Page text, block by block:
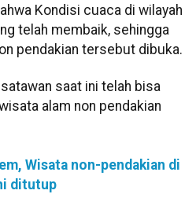
Kondisi cuaca di wilayah
telah membaik, sehingga
pendakian tersebut dibuka.
saat ini telah bisa
alam non pendakian
Wisata non-pendakian di
ditutup